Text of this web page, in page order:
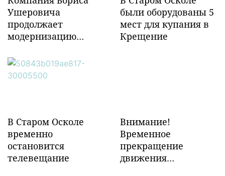
Ушеровича
продолжает
модернизацию
инфраструктуры в
Забайкалье
были оборудованы 5
мест для купания в
Крещение
В Старом Осколе
временно
остановится
телевещание
Внимание!
Временное
прекращение
движения